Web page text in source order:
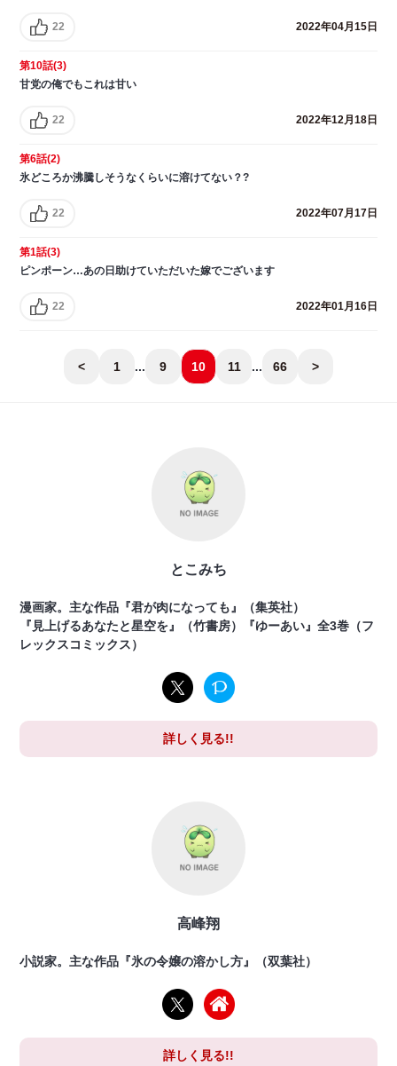
22 2022年04月15日
第10話(3)
甘党の俺でもこれは甘い
22 2022年12月18日
第6話(2)
氷どころか沸騰しそうなくらいに溶けてない？?
22 2022年07月17日
第1話(3)
ピンポーン…あの日助けていただいた嫁でございます
22 2022年01月16日
< 1 ... 9 10 11 ... 66 >
とこみち
漫画家。主な作品『君が肉になっても』（集英社）
『見上げるあなたと星空を』（竹書房）『ゆーあい』全3巻（フ
レックスコミックス）
詳しく見る!!
高峰翔
小説家。主な作品『氷の令嬢の溶かし方』（双葉社）
詳しく見る!!